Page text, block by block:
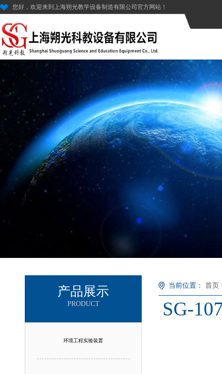
您好，欢迎来到上海朔光教学设备制造有限公司官方网站！
产品展示
PRODUCT
环境工程实验装置
当前位置： 首页
SG-